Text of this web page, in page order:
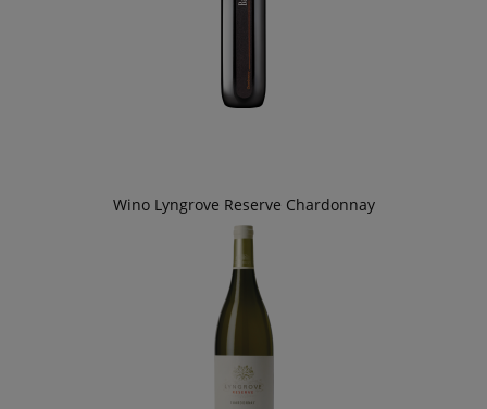
Wino Lyngrove Reserve Chardonnay